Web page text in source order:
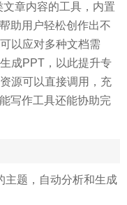
章内容的工具，内置
助用户轻松创作出不
以应对多种文档需
成PPT，以此提升专
源可以直接调用，充
写作工具还能协助完
主题，自动分析和生成